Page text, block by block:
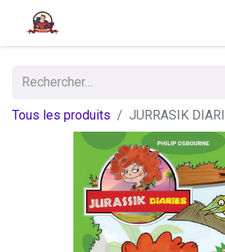
Tous les produits JURRASIK